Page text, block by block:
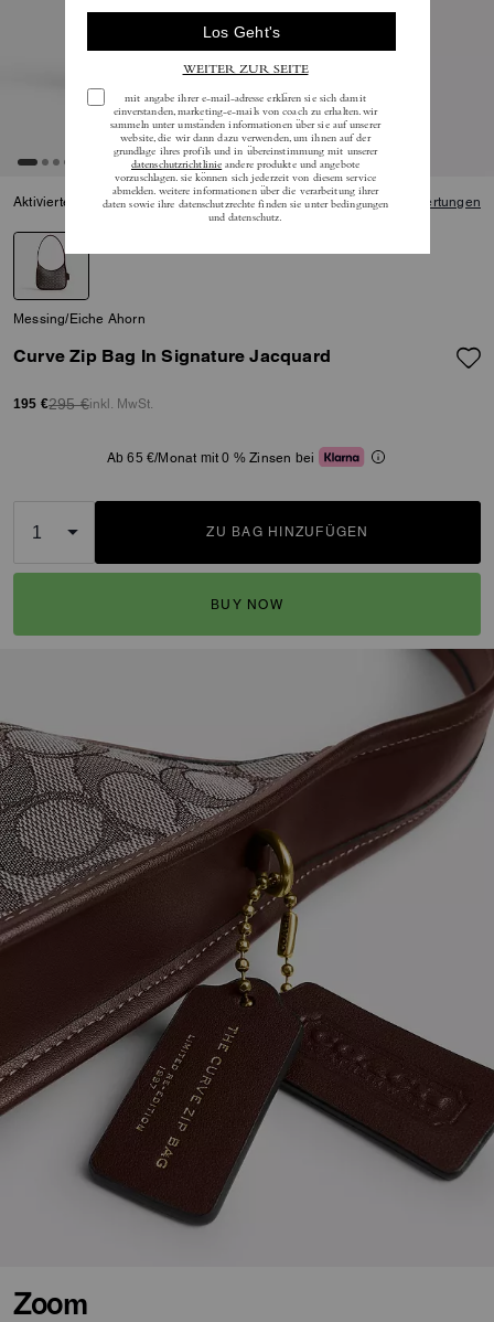
Aktivierte Produkte suchen 5.0 Bewertungen
Messing/Eiche Ahorn
Curve Zip Bag In Signature Jacquard
195 €295 €inkl. MwSt.
Ab 65 €/Monat mit 0 % Zinsen bei
ZU BAG HINZUFÜGEN
BUY NOW
Zoom